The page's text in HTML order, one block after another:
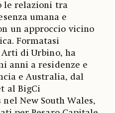
le relazioni tra
umana e
un approccio vicino
Formatasi
Arti di Urbino, ha
anni a residenze e
e Australia, dal
al BigCi
New South Wales,